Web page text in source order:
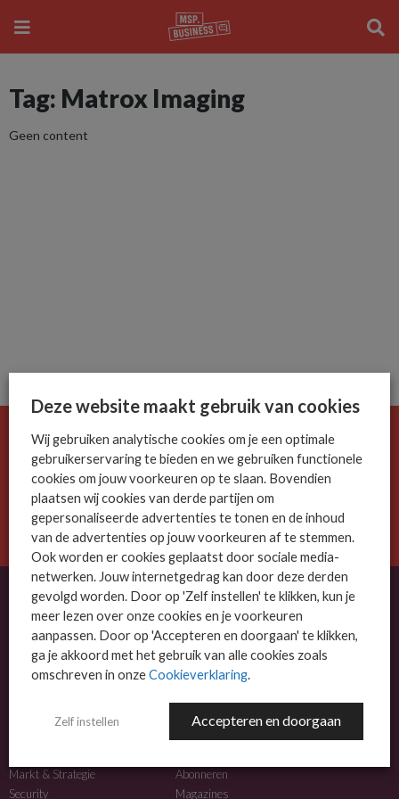
Tag: Matrox Imaging
Geen content
De ICT-wereld is snel. Mis niets.
Meld je nu aan voor de MSP Business nieuwsbrief.
AANMELDEN
OVER MSP BUSINESS
MSP Business is het kennisplatform voor IT-dienstverleners met MKB-focus.
NIEUWS
Markt & Strategie
Security
MEER INFO
Abonneren
Magazines
Deze website maakt gebruik van cookies
Wij gebruiken analytische cookies om je een optimale
gebruikerservaring te bieden en we gebruiken functionele
cookies om jouw voorkeuren op te slaan. Bovendien
plaatsen wij cookies van derde partijen om
gepersonaliseerde advertenties te tonen en de inhoud
van de advertenties op jouw voorkeuren af te stemmen.
Ook worden er cookies geplaatst door sociale media-
netwerken. Jouw internetgedrag kan door deze derden
gevolgd worden. Door op 'Zelf instellen' te klikken, kun je
meer lezen over onze cookies en je voorkeuren
aanpassen. Door op 'Accepteren en doorgaan' te klikken,
ga je akkoord met het gebruik van alle cookies zoals
omschreven in onzeCookieverklaring.
Zelf instellen Accepteren en doorgaan